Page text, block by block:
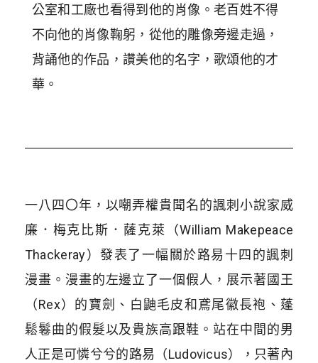
公室和工廠也看得到他的肖像。老百姓不得
不向他的肖像鞠躬，從他的雕像旁邊走過，
背誦他的作品，讚美他的名字，歌頌他的才
華。
一八四〇年，以嘲弄權貴聞名的諷刺小說家威
廉．梅克比斯．薩克萊（William Makepeace
Thackeray）發表了一幅關於路易十四的諷刺
漫畫。漫畫的左邊立了一個假人，展示著國王
（Rex）的寶劍、白鼬毛皮和鳶尾徽長袍、蓬
鬆鬈曲的假髮以及貴族高跟鞋。站在中間的男
人正是可憐兮兮的路易（Ludovicus），只著內